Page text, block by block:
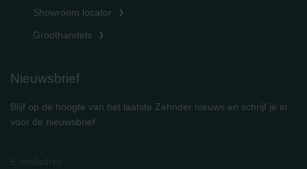
Showroom locator
Groothandels
Nieuwsbrief
Blijf op de hoogte van het laatste Zehnder nieuws en schrijf je in
voor de nieuwsbrief